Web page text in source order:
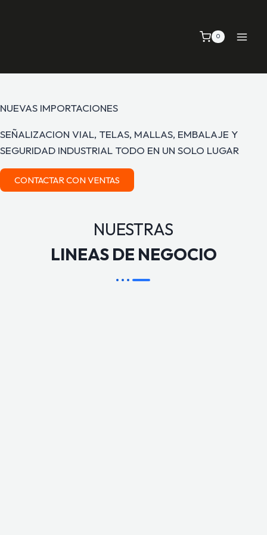
0
NUEVAS IMPORTACIONES
SEÑALIZACION VIAL, TELAS, MALLAS, EMBALAJE Y
SEGURIDAD INDUSTRIAL TODO EN UN SOLO LUGAR
CONTACTAR CON VENTAS
NUESTRAS
LINEAS DE NEGOCIO